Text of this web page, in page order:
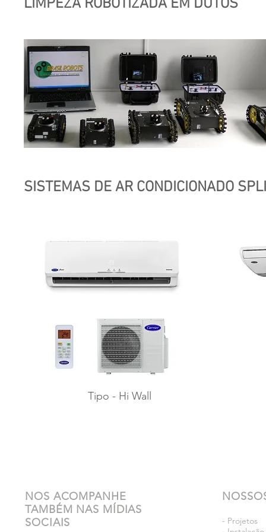
LIMPEZA ROBOTIZADA EM DUTOS
SISTEMAS DE AR CONDICIONADO
Tipo - Hi Wall
NOS ACOMPANHE
TAMBÉM NAS MÍDIAS
SOCIAIS
- Projetos